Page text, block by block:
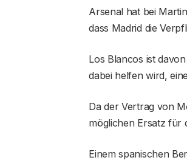
Arsenal hat bei
dass Madrid die
Los Blancos ist
dabei helfen wird,
Da der Vertrag von
möglichen Ersatz für
Einem spanischen